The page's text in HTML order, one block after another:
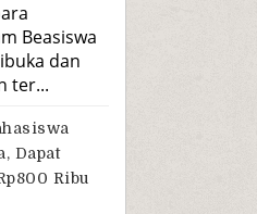
Beasiswa
dan
ter...
Dapat
Ribu